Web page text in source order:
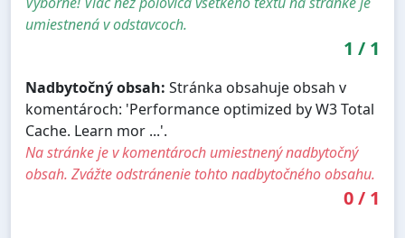
umiestnená v odstavcoch.
1 / 1
Nadbytočný obsah: Stránka obsahuje obsah v
komentároch: 'Performance optimized by W3 Total
Cache. Learn mor ...'.
Na stránke je v komentároch umiestnený nadbytočný
obsah. Zvážte odstránenie tohto nadbytočného obsahu.
0/ 1